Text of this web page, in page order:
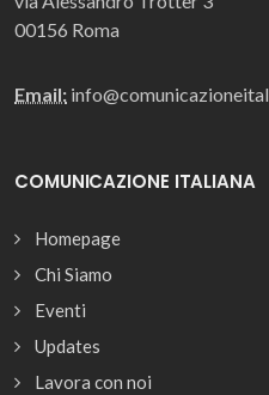
00156 Roma
Email:
COMUNICAZIONE ITALIANA
Homepage
Chi Siamo
Eventi
Updates
Lavora con noi